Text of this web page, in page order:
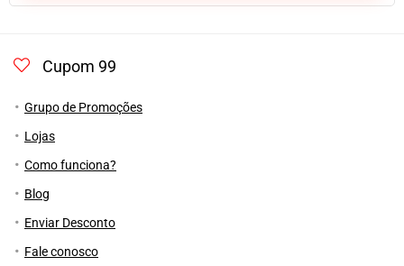
Cupom 99
Grupo de Promoções
Lojas
Como funciona?
Blog
Enviar Desconto
Fale conosco